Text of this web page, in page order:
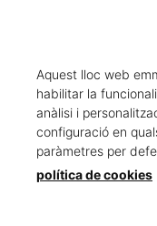
Aquest lloc web
habilitar la
anàlisi i
configuració en
paràmetres per
política de cookies